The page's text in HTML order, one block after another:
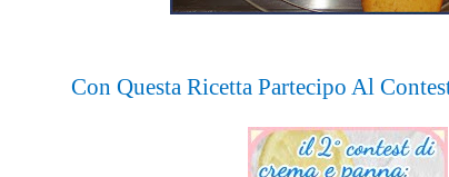
Con Questa Ricetta Partecipo Al